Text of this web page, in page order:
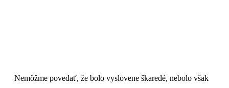
Nemôžme povedať, že bolo vyslovene škaredé, nebolo však